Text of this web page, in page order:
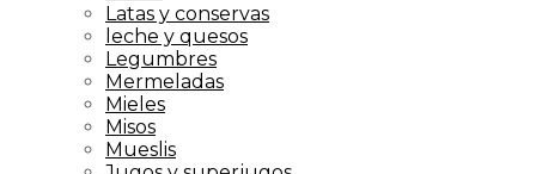
Latas y conservas
leche y quesos
Legumbres
Mermeladas
Mieles
Misos
Mueslis